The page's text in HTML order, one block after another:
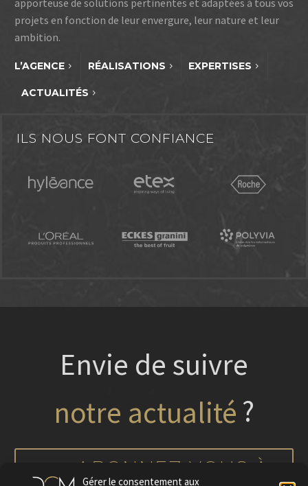
Gérer le consentement aux
projets en fonction de leur envergure, leur nature et leur
ambition.
L’AGENCE RÉALISATIONS EXPERTISES
ACTUALITÉS
ILS NOUS FONT CONFIANCE
Envie de suivre
nos projets?
ABONNEZ-VOUS À